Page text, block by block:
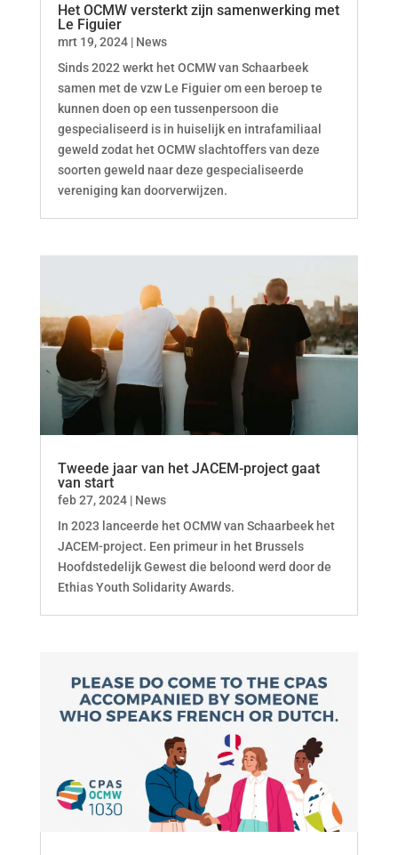
Het OCMW versterkt zijn samenwerking met
Le Figuier
mrt 19, 2024| News
Sinds 2022 werkt het OCMW van Schaarbeek
samen met de vzw Le Figuier om een beroep te
kunnen doen op een tussenpersoon die
gespecialiseerd is in huiselijk en intrafamiliaal
geweld zodat het OCMW slachtoffers van deze
soorten geweld naar deze gespecialiseerde
vereniging kan doorverwijzen.
Tweede jaar van het JACEM-project gaat
van start
feb 27, 2024| News
In 2023 lanceerde het OCMW van Schaarbeek het
JACEM-project. Een primeur in het Brussels
Hoofdstedelijk Gewest die beloond werd door de
Ethias Youth Solidarity Awards.